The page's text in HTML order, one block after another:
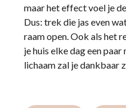
maar het effect voel je
Dus: trek die jas even
raam open. Ook als het
je huis elke dag een
lichaam zal je dankbaar